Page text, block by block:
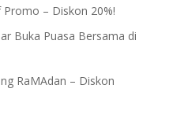
– Diskon 20%!
Buka Puasa Bersama di
RaMAdan – Diskon